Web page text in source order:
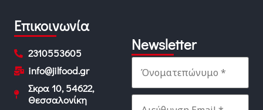
Επικοινωνία
2310553605
info@jilfood.gr
Σκρα 10, 54622,
Θεσσαλονίκη
Newsletter